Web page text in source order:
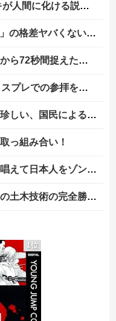
ける説、これ多分マジ
格差ヤバくない！？
間正体分からぬ「Wow！信号」他
での参拝を禁止へ
なデモが自然発生した総理大臣です」
っ組み合い！
化させていると非難されてしまう
うのを見ると日本人は何か適当に作る感じがしない・・・」...
完全白紙へｗｗｗｗｗ
。こうなってもいい？」
にも・・・
1位